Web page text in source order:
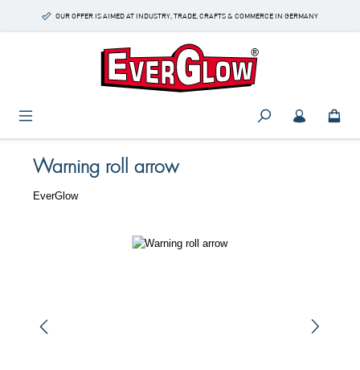
Skip to main contentOUR OFFER IS AIMED AT INDUSTRY, TRADE, CRAFTS & COMMERCE IN GERMANY
Warning roll arrow
EverGlow